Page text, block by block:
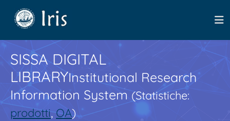
SISSA DIGITAL
LIBRARYInstitutional Research
Information System(Statistiche:
prodotti,OA)